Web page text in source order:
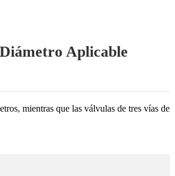
Aplicable
mientras que las válvulas de tres vías de